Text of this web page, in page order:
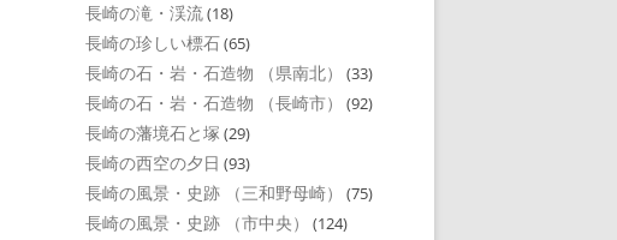
長崎の滝・渓流(18)
長崎の珍しい標石(65)
長崎の石・岩・石造物 （県南北） (33)
長崎の石・岩・石造物 （長崎市） (92)
長崎の藩境石と塚 (29)
長崎の西空の夕日 (93)
長崎の風景・史跡 （三和野母崎） (75)
長崎の風景・史跡 （市中央） (124)